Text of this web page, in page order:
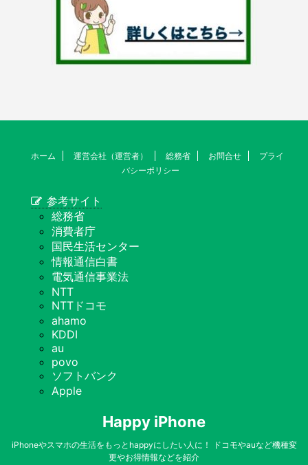
ホーム 運営会社（運営者） 総務省 お問合せ
プライ
バシーポリシー
参考サイト
総務省
消費者庁
国民生活センター
情報通信白書
電気通信事業法
NTT
NTTドコモ
ahamo
KDDI
au
povo
ソフトバンク
Apple
Happy iPhone
iPhoneやスマホの生活をもっとhappyにしたい人に！ ドコモやauなど機種変
更やお得情報などを紹介